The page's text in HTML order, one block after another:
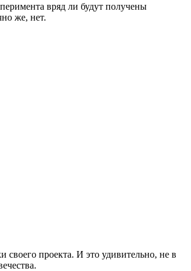
вряд ли будут получены
же, нет.
проекта. И это удивительно, не в